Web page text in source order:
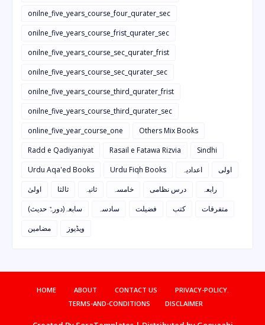
onilne_five_years_course_four_qurater_sec
onilne_five_years_course_frist_qurater_sec
onilne_five_years_course_sec_qurater_frist
onilne_five_years_course_sec_qurater_sec
onilne_five_years_course_third_qurater_frist
onilne_five_years_course_third_qurater_sec
online_five_year_course_one
Others Mix Books
Radd e Qadiyaniyat
Rasail e Fatawa Rizvia
Sindhi
Urdu Aqa'ed Books
Urdu Fiqh Books اعدادیہ
اولی
اولیٰ
ثالثا ثانیہ خامسہ درس نظامی
رابعہ
سابعہ(دورہٌ حدیث)
سادسہ فضیلت کتب
متفرقات
مضامین
ویڈیوز
HOME ABOUT CONTACT US
PRIVACY-POLICY.
TERMS-AND-CONDITIONS
DISCLAIMER